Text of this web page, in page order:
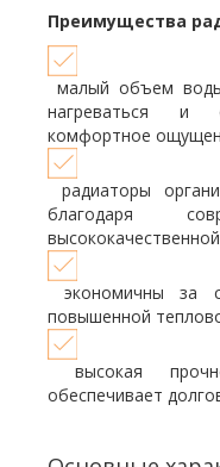
Преимущества
малый объем
нагреваться и
комфортное
радиаторы
благодаря
экономичны за
повышенной
высокая
обеспечивает